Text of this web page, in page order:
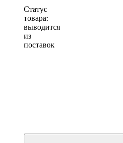
Статус
товара:
выводится
из
поставок